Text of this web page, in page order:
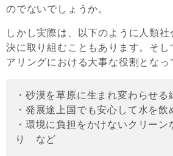
のでないでしょうか。
しかし実際は、以下のように人類
決に取り組むこともあります。そし
アリングにおける大事な役割となっ
・砂漠を草原に生まれ変わらせる
・発展途上国でも安心して水を飲
・環境に負担をかけないクリーン
り など